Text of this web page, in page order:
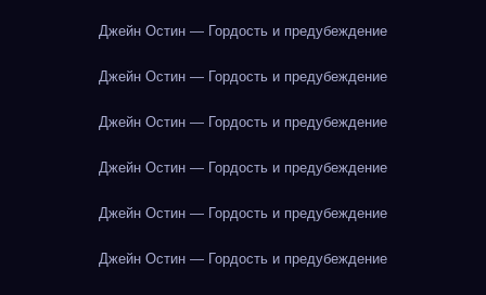
Джейн Остин — Гордость и предубеждение
Джейн Остин — Гордость и предубеждение
Джейн Остин — Гордость и предубеждение
Джейн Остин — Гордость и предубеждение
Джейн Остин — Гордость и предубеждение
Джейн Остин — Гордость и предубеждение